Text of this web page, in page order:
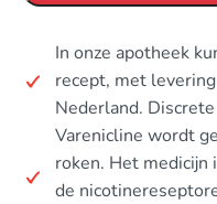
In onze apotheek
recept, met
Nederland.
Varenicline wordt
roken. Het medicijn
de